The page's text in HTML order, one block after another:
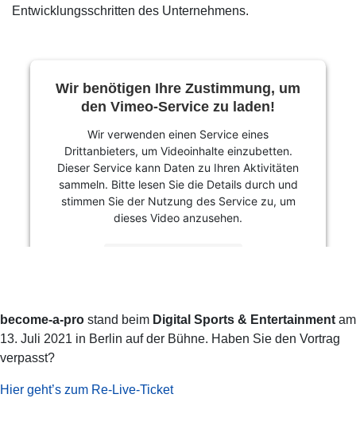
Entwicklungsschritten des Unternehmens.
Wir benötigen Ihre Zustimmung, um
den Vimeo-Service zu laden!
Wir verwenden einen Service eines
Drittanbieters, um Videoinhalte einzubetten.
Dieser Service kann Daten zu Ihren Aktivitäten
sammeln. Bitte lesen Sie die Details durch und
stimmen Sie der Nutzung des Service zu, um
dieses Video anzusehen.
Powered by
Usercentrics Consent Management
Platform
become-a-pro stand beim Digital Sports & Entertainment am
13. Juli 2021 in Berlin auf der Bühne. Haben Sie den Vortrag
verpasst?
Hier geht’s zum Re-Live-Ticket